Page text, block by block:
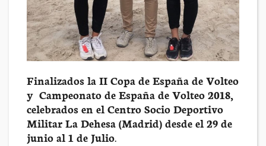
Finalizados la II Copa de España de Volteo
y Campeonato de España de Volteo 2018,
celebrados en el Centro Socio Deportivo
Militar La Dehesa (Madrid) desde el 29 de
junio al 1 de Julio.